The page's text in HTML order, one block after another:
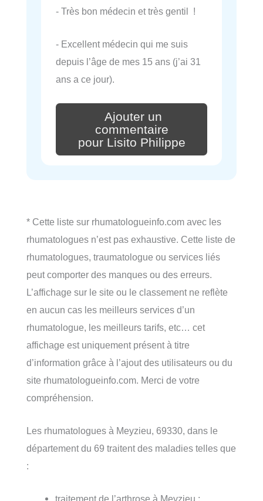
- Très bon médecin et très gentil !
- Excellent médecin qui me suis
depuis l’âge de mes 15 ans (j’ai 31
ans a ce jour).
Ajouter un
commentaire
pour Lisito Philippe
* Cette liste sur rhumatologueinfo.com avec les
rhumatologues n’est pas exhaustive. Cette liste de
rhumatologues, traumatologue ou services liés
peut comporter des manques ou des erreurs.
L’affichage sur le site ou le classement ne reflète
en aucun cas les meilleurs services d’un
rhumatologue, les meilleurs tarifs, etc… cet
affichage est uniquement présent à titre
d’information grâce à l’ajout des utilisateurs ou du
site rhumatologueinfo.com. Merci de votre
compréhension.
Les rhumatologues à Meyzieu, 69330, dans le
département du 69 traitent des maladies telles que
:
traitement de l’arthrose à Meyzieu ;